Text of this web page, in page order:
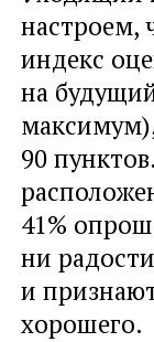
настроем,
индекс
на
90
41%
ни
и
хорошего.